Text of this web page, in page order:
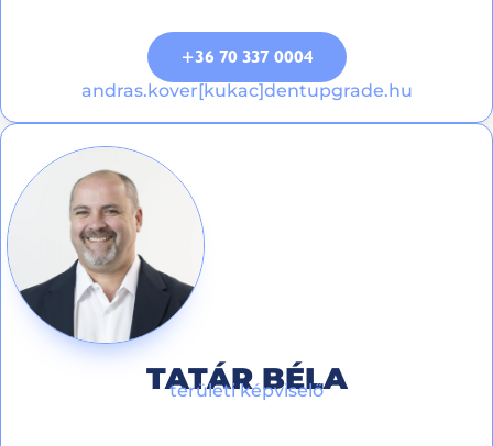
+36 70 337 0004
andras.kover[kukac]dentupgrade.hu
TATÁR BÉLA
területi képviselő